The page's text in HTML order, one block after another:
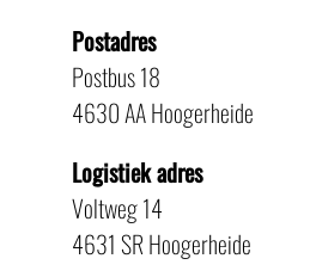
Postadres
Postbus 18
4630 AA Hoogerheide
Logistiek adres
Voltweg 14
4631 SR Hoogerheide